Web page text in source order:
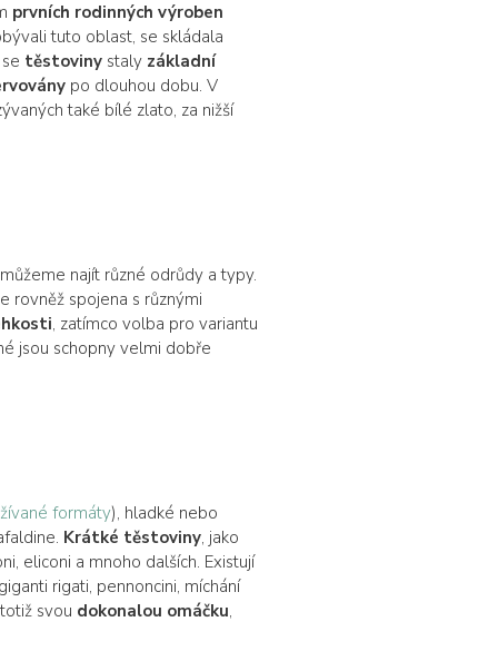
prvních rodinných výroben
tuto oblast, se skládala
se těstoviny staly základní
po dlouhou dobu. V
také bílé zlato, za nižší
najít různé odrůdy a typy.
rovněž spojena s různými
, zatímco volba pro variantu
jsou schopny velmi dobře
formáty), hladké nebo
Krátké těstoviny, jako
eliconi a mnoho dalších. Existují
rigati, pennoncini, míchání
svou dokonalou omáčku,